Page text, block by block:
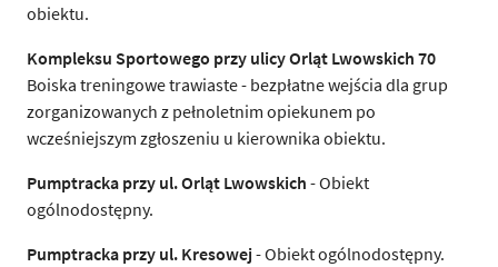
obiektu.
Kompleksu Sportowego przy ulicy Orląt Lwowskich 70
Boiska treningowe trawiaste - bezpłatne wejścia dla grup
zorganizowanych z pełnoletnim opiekunem po
wcześniejszym zgłoszeniu u kierownika obiektu.
Pumptracka przy ul. Orląt Lwowskich - Obiekt
ogólnodostępny.
Pumptracka przy ul. Kresowej- Obiekt ogólnodostępny.